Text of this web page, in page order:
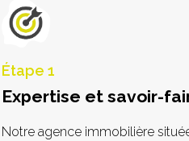
Étape 1
Expertise et savoir-
Notre agence immobilière